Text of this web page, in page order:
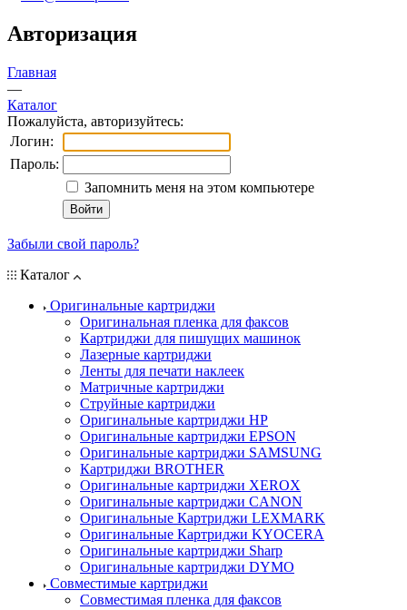
Авторизация
Главная
—
Каталог
Пожалуйста, авторизуйтесь:
Логин:
Пароль:
Запомнить меня на этом компьютере
Забыли свой пароль?
Каталог
Оригинальные картриджи
Оригинальная пленка для факсов
Картриджи для пишущих машинок
Лазерные картриджи
Ленты для печати наклеек
Матричные картриджи
Струйные картриджи
Оригинальные картриджи HP
Оригинальные картриджи EPSON
Оригинальные картриджи SAMSUNG
Картриджи BROTHER
Оригинальные картриджи XEROX
Оригинальные картриджи CANON
Оригинальные Картриджи LEXMARK
Оригинальные Картриджи KYOCERA
Оригинальные картриджи Sharp
Оригинальные картриджи DYMO
Совместимые картриджи
Совместимая пленка для факсов